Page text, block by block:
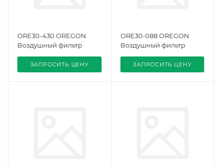
ORE30-430 OREGON
Воздушный фильтр
ЗАПРОСИТЬ ЦЕНУ
ORE30-088 OREGON
Воздушный фильтр
ЗАПРОСИТЬ ЦЕНУ